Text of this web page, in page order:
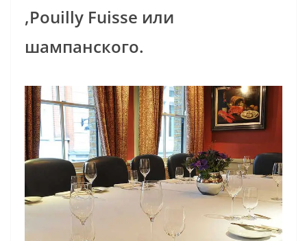
,Pouilly Fuisse или
шампанского.